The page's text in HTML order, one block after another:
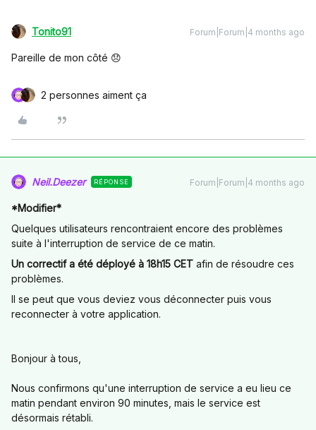
Tonito91 Forum|Forum|4 months ago
Pareille de mon côté 😞
2 personnes aiment ça
Neil.Deezer RÉPONSE Forum|Forum|4 months ago
*Modifier*
Quelques utilisateurs rencontraient encore des problèmes
suite à l'interruption de service de ce matin.
Un correctif a été déployé à 18h15 CET afin de résoudre ces
problèmes.
Il se peut que vous deviez vous déconnecter puis vous
reconnecter à votre application.
Bonjour à tous,
Nous confirmons qu'une interruption de service a eu lieu ce
matin pendant environ 90 minutes, mais le service est
désormais rétabli.